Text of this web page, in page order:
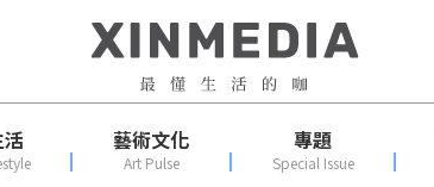
藝術文化
Art Pulse
專題
Special Issue